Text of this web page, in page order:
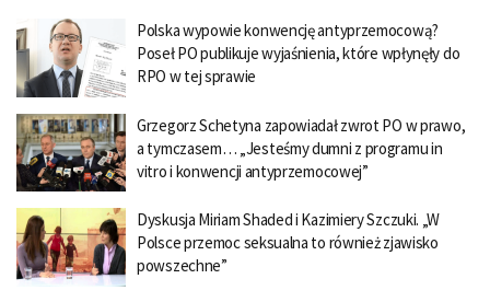
Polska wypowie konwencję antyprzemocową?
Poseł PO publikuje wyjaśnienia, które wpłynęły do
RPO w tej sprawie
Grzegorz Schetyna zapowiadał zwrot PO w prawo,
a tymczasem… „Jesteśmy dumni z programu in
vitro i konwencji antyprzemocowej”
Dyskusja Miriam Shaded i Kazimiery Szczuki. „W
Polsce przemoc seksualna to również zjawisko
powszechne”